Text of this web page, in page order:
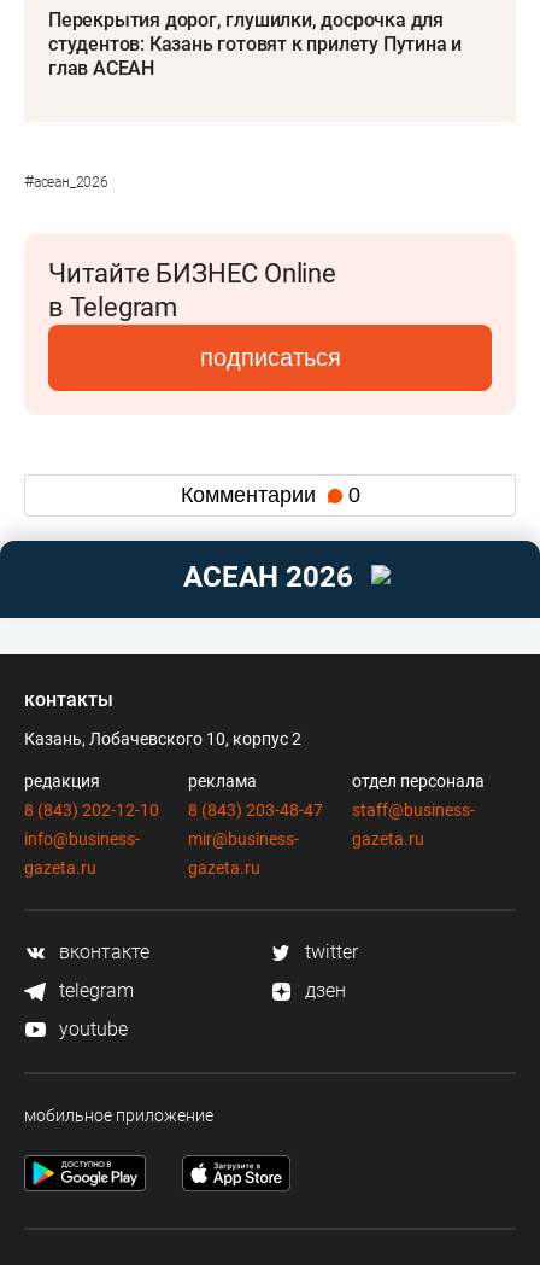
Перекрытия дорог, глушилки, досрочка для
студентов: Казань готовят к прилету Путина и
глав АСЕАН
#асеан_2026
Читайте БИЗНЕС Online
в Telegram
подписаться
Комментарии 0
АСЕАН 2026
контакты
Казань, Лобачевского 10, корпус 2
редакция
8 (843) 202-12-10
info@business-
gazeta.ru
реклама
8 (843) 203-48-47
mir@business-
gazeta.ru
отдел персонала
staff@business-
gazeta.ru
вконтакте
twitter
telegram
дзен
youtube
мобильное приложение